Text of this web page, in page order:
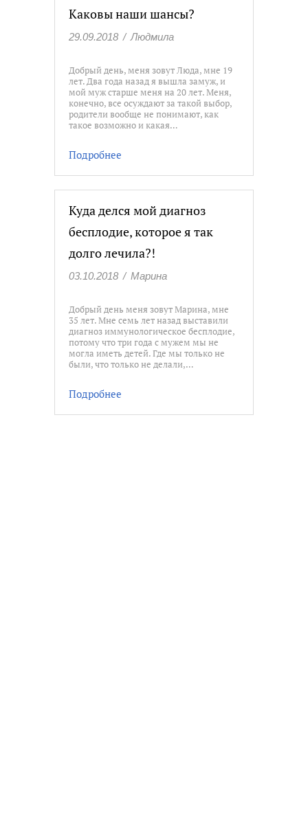
Каковы наши шансы?
29.09.2018 / Людмила
Добрый день, меня зовут Люда, мне 19
лет. Два года назад я вышла замуж, и
мой муж старше меня на 20 лет. Меня,
конечно, все осуждают за такой выбор,
родители вообще не понимают, как
такое возможно и какая…
Подробнее
Куда делся мой диагноз
бесплодие, которое я так
долго лечила?!
03.10.2018 / Марина
Добрый день меня зовут Марина, мне
35 лет. Мне семь лет назад выставили
диагноз иммунологическое бесплодие,
потому что три года с мужем мы не
могла иметь детей. Где мы только не
были, что только не делали,…
Подробнее